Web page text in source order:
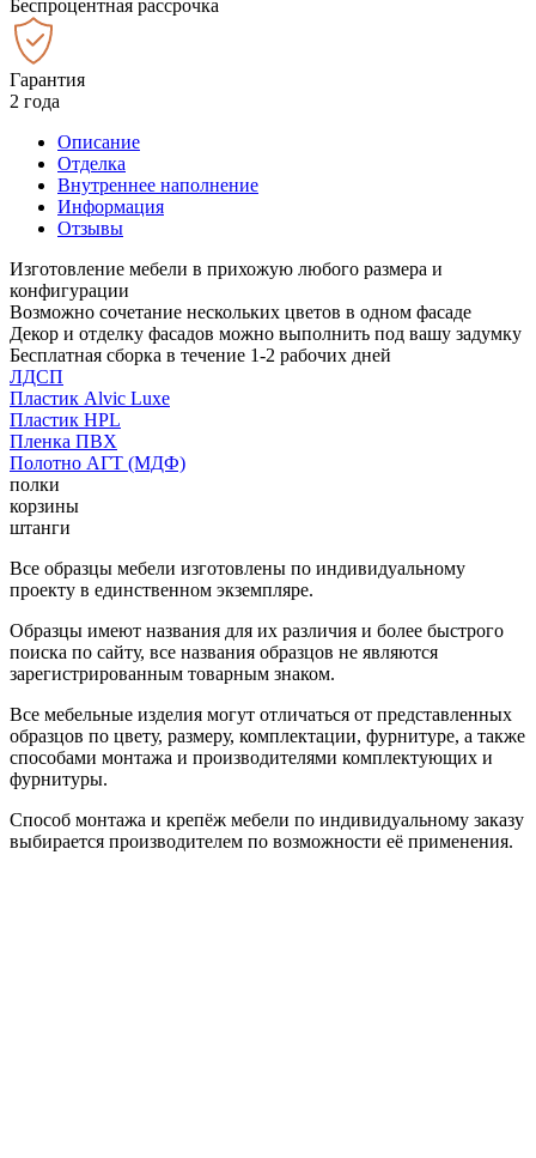
Беспроцентная рассрочка
Гарантия
2 года
Описание
Отделка
Внутреннее наполнение
Информация
Отзывы
Изготовление мебели в прихожую любого размера и
конфигурации
Возможно сочетание нескольких цветов в одном фасаде
Декор и отделку фасадов можно выполнить под вашу задумку
Бесплатная сборка в течение 1-2 рабочих дней
ЛДСП
Пластик Alvic Luxe
Пластик HPL
Пленка ПВХ
Полотно АГТ (МДФ)
полки
корзины
штанги
Все образцы мебели изготовлены по индивидуальному
проекту в единственном экземпляре.
Образцы имеют названия для их различия и более быстрого
поиска по сайту, все названия образцов не являются
зарегистрированным товарным знаком.
Все мебельные изделия могут отличаться от представленных
образцов по цвету, размеру, комплектации, фурнитуре, а также
способами монтажа и производителями комплектующих и
фурнитуры.
Способ монтажа и крепёж мебели по индивидуальному заказу
выбирается производителем по возможности её применения.